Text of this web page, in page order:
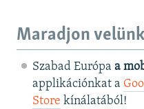
Maradjon
Szabad Európa a
applikációnkat a
Store kínálatából!